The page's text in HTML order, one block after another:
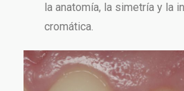
la anatomía, la simetría y la
cromática.